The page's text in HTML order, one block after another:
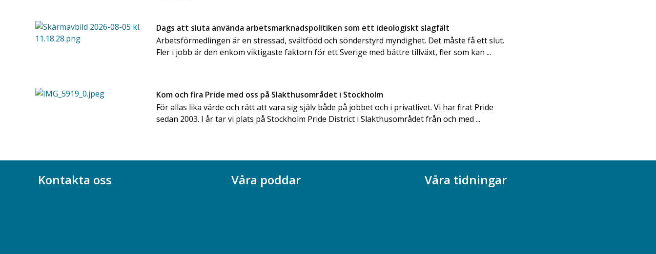
Dags att sluta använda arbetsmarknadspolitiken som ett ideologiskt slagfält
Arbetsförmedlingen är en stressad, svältfödd och sönderstyrd myndighet. Det måste få ett slut.
Fler i jobb är den enkom viktigaste faktorn för ett Sverige med bättre tillväxt, fler som kan ...
Kom och fira Pride med oss på Slakthusområdet i Stockholm
För allas lika värde och rätt att vara sig själv både på jobbet och i privatlivet. Vi har firat Pride
sedan 2003. I år tar vi plats på Stockholm Pride District i Slakthusområdet från och med ...
Kontakta oss Våra poddar Våra tidningar